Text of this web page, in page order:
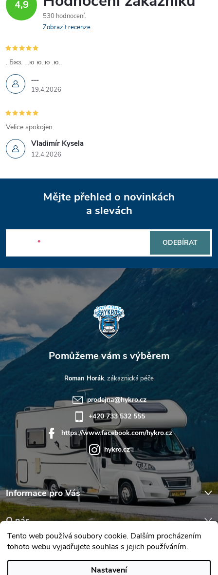
Tento web používá soubory cookie. Dalším procházením
tohoto webu vyjadřujete souhlas s jejich používáním.
Nastavení
r
k
y
v
ý
p
i
s
u
4,9
530 hodnocení
Zobrazit recenze
....
19.4.2026
. Бжз. . .ю ю..ю .ю..
Vladimír Kysela
12.4.2026
Velice spokojen
a
t
í
Mějte přehled o novinkách
a slevách
ODEBÍRAT
Informace pro Vás
O nás
Hodnocení obchodu
Roman Horák
prodejna@hykro.cz
+420 733 532 555
https://www.facebook.com/hykro.cz
hykro.cz